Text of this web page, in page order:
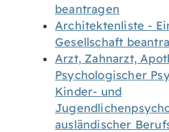
beantragen
Architektenliste -
Gesellschaft
Arzt, Zahnarzt,
Psychologischer
Kinder- und
ausländischer